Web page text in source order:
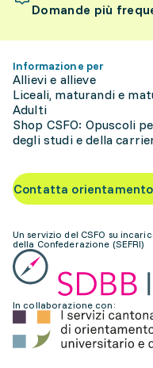
Domande più
Informazione per
Allievi e allieve
Liceali, maturandi e
Adulti
Shop CSFO: Opuscoli
degli studi e della
Contatta
Un servizio del CSFO su
della Confederazione (SEFRI)
In collaborazione con: